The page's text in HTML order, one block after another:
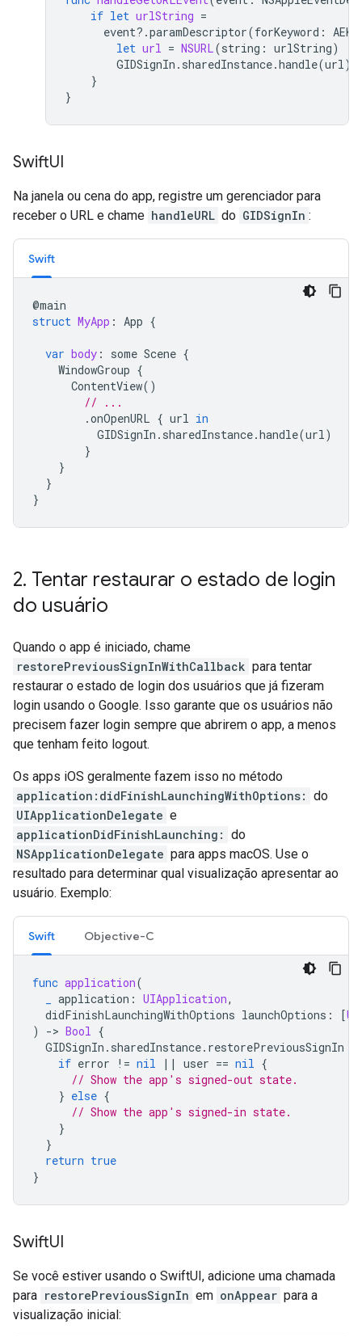
if let urlString =
event?.paramDescriptor(forKeyword :
let url = NSURL(string : urlString)
GIDSignIn . sharedInstance.handle(url)
}
}
SwiftUI
Na janela ou cena do app, registre um gerenciador para
receber o URL e chame handleURL do GIDSignIn :
Swift
@main
struct MyApp : App {
var body : some Scene {
WindowGroup {
ContentView()
// ...
.onOpenURL { url in
GIDSignIn . sharedInstance.handle(url)
}
}
}
}
2. Tentar restaurar o estado de login
do usuário
Quando o app é iniciado, chame
restorePreviousSignInWithCallback para tentar
restaurar o estado de login dos usuários que já fizeram
login usando o Google. Isso garante que os usuários não
precisem fazer login sempre que abrirem o app, a menos
que tenham feito logout.
Os apps iOS geralmente fazem isso no método
application:didFinishLaunchingWithOptions: do
UIApplicationDelegate e
applicationDidFinishLaunching: do
NSApplicationDelegate para apps macOS. Use o
resultado para determinar qual visualização apresentar ao
usuário. Exemplo:
Swift Objective-C
func application(
application : UIApplication,
didFinishLaunchingWithOptions launchOptions : [
)
-> Bool {
GIDSignIn . sharedInstance. restorePreviousSignIn
if error != nil || user == nil {
// Show the app's signed-out state.
} else {
// Show the app's signed-in state.
}
}
return true
}
SwiftUI
Se você estiver usando o SwiftUI, adicione uma chamada
para restorePreviousSignIn em onAppear para a
visualização inicial: